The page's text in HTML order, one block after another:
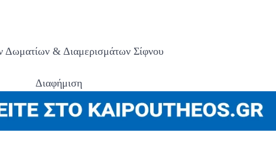
Δωματίων & Διαμερισμάτων Σίφνου
Διαφήμιση